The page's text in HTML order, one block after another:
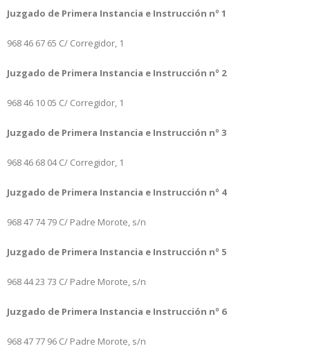
Juzgado de Primera Instancia e Instrucción nº 1
968 46 67 65 C/ Corregidor, 1
Juzgado de Primera Instancia e Instrucción nº 2
968 46 10 05 C/ Corregidor, 1
Juzgado de Primera Instancia e Instrucción nº 3
968 46 68 04 C/ Corregidor, 1
Juzgado de Primera Instancia e Instrucción nº 4
968 47 74 79 C/ Padre Morote, s/n
Juzgado de Primera Instancia e Instrucción nº 5
968 44 23 73 C/ Padre Morote, s/n
Juzgado de Primera Instancia e Instrucción nº 6
968 47 77 96 C/ Padre Morote, s/n